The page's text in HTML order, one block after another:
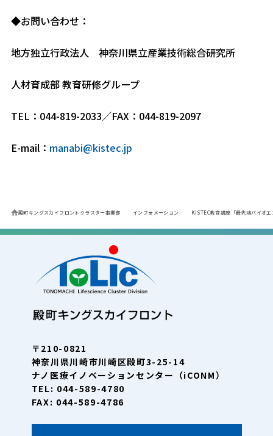
◆お問い合わせ：
地方独立行政法人 神奈川県立産業技術総合研究所
人材育成部 教育研修グループ
TEL：044-819-2033／FAX：044-819-2097
E-mail： manabi@kistec.jp
殿町キングスカイフロントクラスター事業部 インフォメーション KISTEC教育講座「最先端バイオ
〒210-0821
神奈川県川崎市川崎区殿町3-25-14
ナノ医療イノベーションセンター（iCONM）
TEL: 044-589-4780
FAX: 044-589-4786